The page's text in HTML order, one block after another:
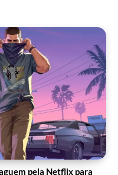
pela Netflix para